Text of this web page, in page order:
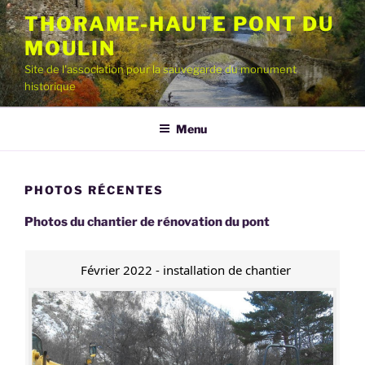
Aller
au
contenu
principal
THORAME-HAUTE PONT DU
MOULIN
Site de l'association pour la sauvegarde du monument
historique
Menu
PHOTOS RÉCENTES
Photos du chantier de rénovation du pont
Février 2022 - installation de chantier